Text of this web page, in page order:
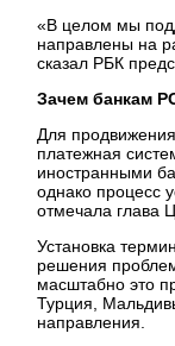
«В целом мы
направлены на
сказал РБК
Зачем банкам
Для
платежная
иностранными
однако процесс
отмечала глава
Установка
решения
масштабно это
Турция,
направления.